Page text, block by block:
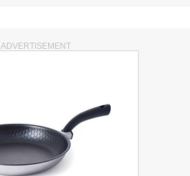
ADVERTISEMENT